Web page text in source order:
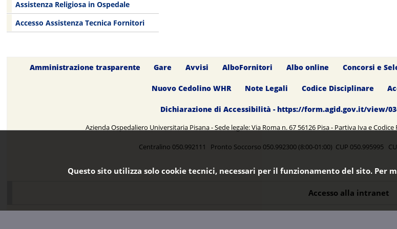
Assistenza Religiosa in Ospedale
Accesso Assistenza Tecnica Fornitori
Amministrazione trasparente Gare Avvisi AlboFornitori Albo online Concorsi e
Nuovo Cedolino WHR Note Legali Codice Disciplinare
Dichiarazione di Accessibilità - https://form.agid.gov.it/view/
Azienda Ospedaliero Universitaria Pisana - Sede legale: Via Roma n. 67 56126 Pisa - Partiva Iva e
Centralino 050.992111 Pronto Soccorso 050.992300 (8:00-01:00) CUP 050.995995
Accesso alla intranet
Questo sito utilizza solo cookie tecnici, necessari per il funzionamento del sito. Per